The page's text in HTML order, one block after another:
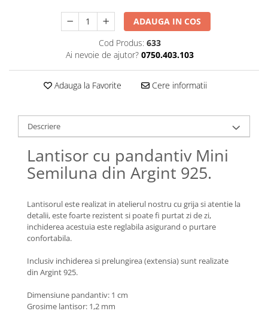
Lănțișoare cu Semilună
Lănțișoare cu Zodii
Lănțișoare cu Molecule
Lănțișoare cu Pietre Naturale
Lănțișoare Argint Diverse
Coliere cu Perle Naturale
Coliere cu Perle Preciosa
COLIERE ȘNUR REGLABIL
Coliere cu Inimioare
Coliere cu Stea
Coliere cu Soare
Coliere cu Semilună
Coliere cu Flori
Coliere cu Animale
Coliere cu Molecule
Coliere Diverse
ADAUGA IN COS
Cod Produs: 633
Ai nevoie de ajutor? 0750.403.103
Adauga la Favorite Cere informatii
Descriere
Lantisor cu pandantiv Mini
Semiluna din Argint 925.
Lantisorul este realizat in atelierul nostru cu grija si atentie la
detalii, este foarte rezistent si poate fi purtat zi de zi,
inchiderea acestuia este reglabila asigurand o purtare
confortabila.
Inclusiv inchiderea si prelungirea (extensia) sunt realizate
din Argint 925.
Dimensiune pandantiv: 1 cm
Grosime lantisor: 1,2 mm